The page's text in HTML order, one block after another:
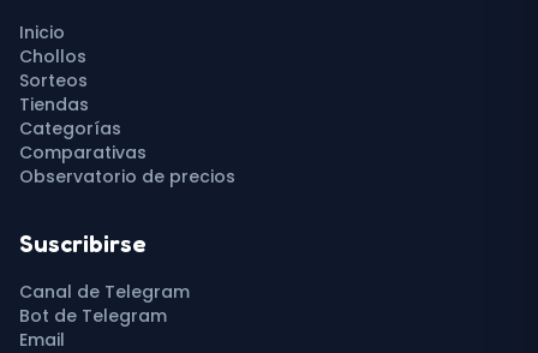
Inicio
Chollos
Sorteos
Tiendas
Categorías
Comparativas
Observatorio de precios
Suscribirse
Canal de Telegram
Bot de Telegram
Email